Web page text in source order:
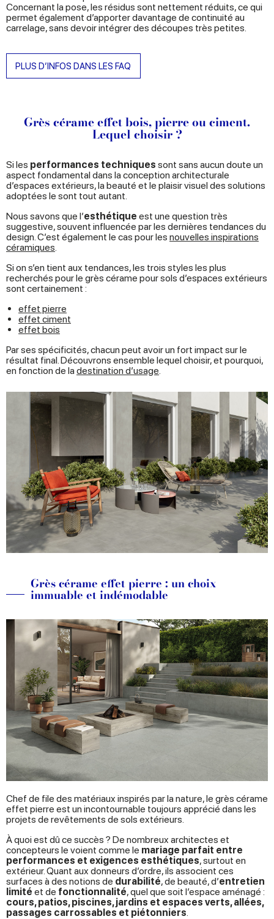
Concernant la pose, les résidus sont nettement réduits, ce qui
permet également d’apporter davantage de continuité au
carrelage, sans devoir intégrer des découpes très petites.
PLUS D’INFOS DANS LES FAQ
Grès cérame effet bois, pierre ou ciment.
Lequel choisir ?
Si les performances techniques sont sans aucun doute un
aspect fondamental dans la conception architecturale
d’espaces extérieurs, la beauté et le plaisir visuel des solutions
adoptées le sont tout autant.
Nous savons que l’esthétique est une question très
suggestive, souvent influencée par les dernières tendances du
design. C’est également le cas pour les nouvelles inspirations
céramiques.
Si on s’en tient aux tendances, les trois styles les plus
recherchés pour le grès cérame pour sols d’espaces extérieurs
sont certainement :
effet pierre
effet ciment
effet bois
Par ses spécificités, chacun peut avoir un fort impact sur le
résultat final. Découvrons ensemble lequel choisir, et pourquoi,
en fonction de la destination d’usage.
Grès cérame effet pierre : un choix
immuable et indémodable
Chef de file des matériaux inspirés par la nature, le grès cérame
effet pierre est un incontournable toujours apprécié dans les
projets de revêtements de sols extérieurs.
À quoi est dû ce succès ? De nombreux architectes et
concepteurs le voient comme le mariage parfait entre
performances et exigences esthétiques, surtout en
extérieur. Quant aux donneurs d’ordre, ils associent ces
surfaces à des notions de durabilité, de beauté, d’entretien
limité et de fonctionnalité, quel que soit l’espace aménagé :
cours, patios, piscines, jardins et espaces verts, allées,
passages carrossables et piétonniers